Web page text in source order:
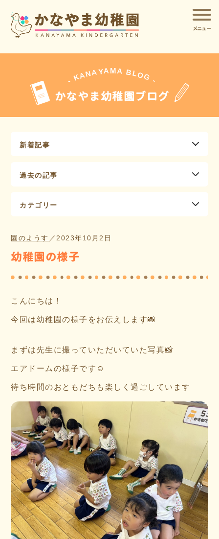
メニュー
- KANAYA MA BLOG -
かなやま幼稚園ブログ
新着記事
過去の記事
カテゴリー
園のようす ／ 2023年10月2日
幼稚園の様子
こんにちは！
今回は幼稚園の様子をお伝えします📸
まずは先生に撮っていただいていた写真📸
エアドームの様子です☺
待ち時間のおともだちも楽しく過ごしています